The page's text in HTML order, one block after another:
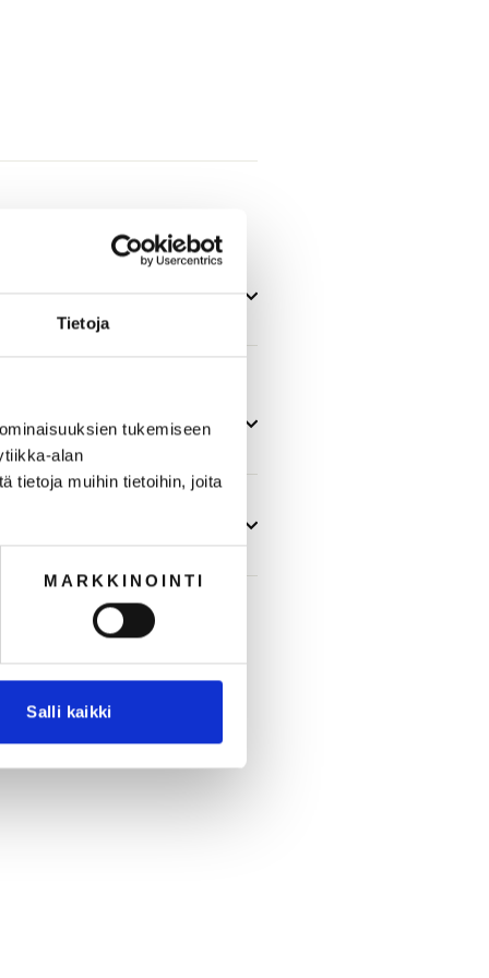
Tietoja
tukemiseen
alan
tietoja muihin tietoihin, joita
MARKKINOINTI
Salli kaikki